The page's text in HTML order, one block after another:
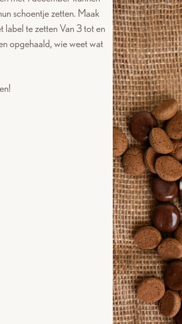
schoentje zetten. Maak
label te zetten Van 3 tot en
opgehaald, wie weet wat